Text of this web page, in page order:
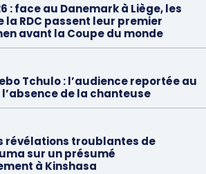
: face au Danemark à Liège, les
la RDC passent leur premier
avant la Coupe du monde
Tchulo : l’audience reportée au
de la chanteuse
révélations troublantes de
sur un présumé
à Kinshasa